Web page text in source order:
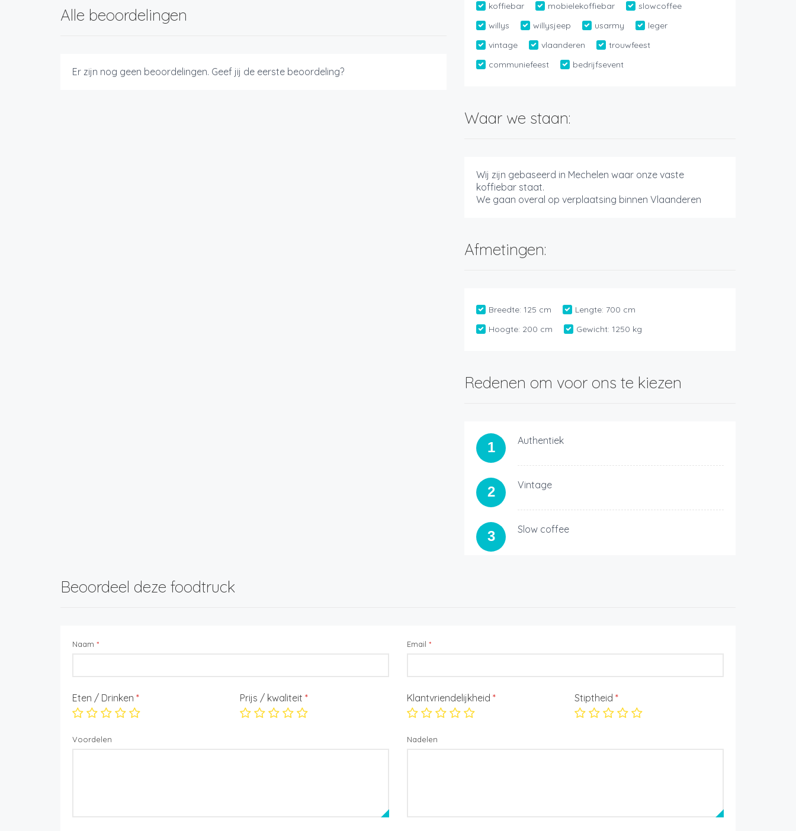
Alle beoordelingen
Er zijn nog geen beoordelingen. Geef jij de eerste beoordeling?
koffiebar mobielekoffiebar
slowcoffee
willys
willysjeep usarmy
leger
vintage
vlaanderen
trouwfeest
communiefeest
bedrijfsevent
Waar we staan:
Wij zijn gebaseerd in Mechelen waar onze vaste
koffiebar staat.
We gaan overal op verplaatsing binnen Vlaanderen
Afmetingen:
Breedte: 125 cm Lengte: 700 cm
Hoogte: 200 cm Gewicht: 1250 kg
Redenen om voor ons te kiezen
1 Authentiek
2 Vintage
3 Slow coffee
Beoordeel deze foodtruck
Naam * Email *
Eten / Drinken * Prijs / kwaliteit * Klantvriendelijkheid * Stiptheid *
Voordelen Nadelen